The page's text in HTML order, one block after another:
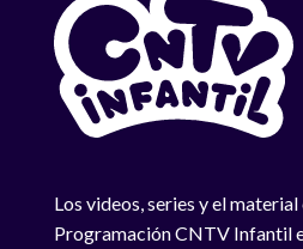
Los videos, series y el
Programación CNTV Infantil